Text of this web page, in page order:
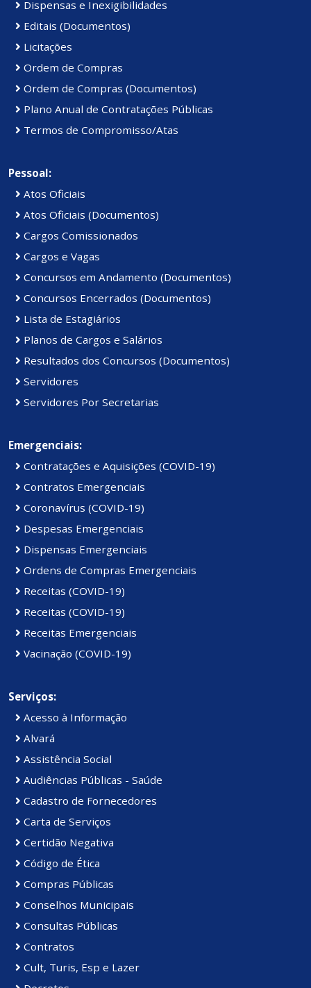
Dispensas e Inexigibilidades
Editais (Documentos)
Licitações
Ordem de Compras
Ordem de Compras (Documentos)
Plano Anual de Contratações Públicas
Termos de Compromisso/Atas
Pessoal:
Atos Oficiais
Atos Oficiais (Documentos)
Cargos Comissionados
Cargos e Vagas
Concursos em Andamento (Documentos)
Concursos Encerrados (Documentos)
Lista de Estagiários
Planos de Cargos e Salários
Resultados dos Concursos (Documentos)
Servidores
Servidores Por Secretarias
Emergenciais:
Contratações e Aquisições (COVID-19)
Contratos Emergenciais
Coronavírus (COVID-19)
Despesas Emergenciais
Dispensas Emergenciais
Ordens de Compras Emergenciais
Receitas (COVID-19)
Receitas (COVID-19)
Receitas Emergenciais
Vacinação (COVID-19)
Serviços:
Acesso à Informação
Alvará
Assistência Social
Audiências Públicas - Saúde
Cadastro de Fornecedores
Carta de Serviços
Certidão Negativa
Código de Ética
Compras Públicas
Conselhos Municipais
Consultas Públicas
Contratos
Cult, Turis, Esp e Lazer